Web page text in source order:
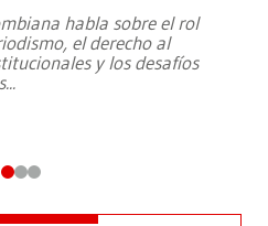
habla sobre el rol
el derecho al
y los desafíos
...